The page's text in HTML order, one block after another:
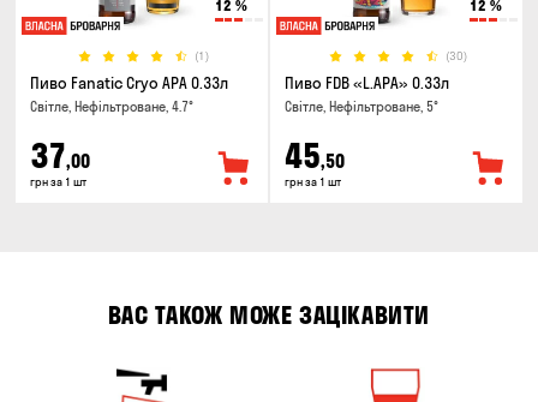
12 %
(1)
Пиво Fanatic Cryo APA 0.33л
Світле, Нефільтроване, 4.7°
37,00
грн за 1 шт
12 %
(30)
Пиво FDB «L.APA» 0.33л
Світле, Нефільтроване, 5°
45,50
грн за 1 шт
ВАС ТАКОЖ МОЖЕ ЗАЦІКАВИТИ